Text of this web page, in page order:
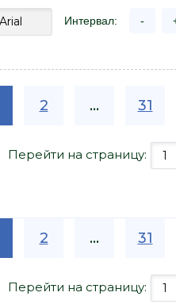
Интервал: -
2 ... 31
Перейти на страницу:
2 ... 31
Перейти на страницу: